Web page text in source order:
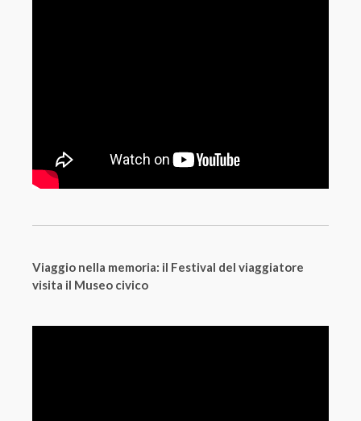
Viaggio nella memoria: il Festival del viaggiatore
visita il Museo civico